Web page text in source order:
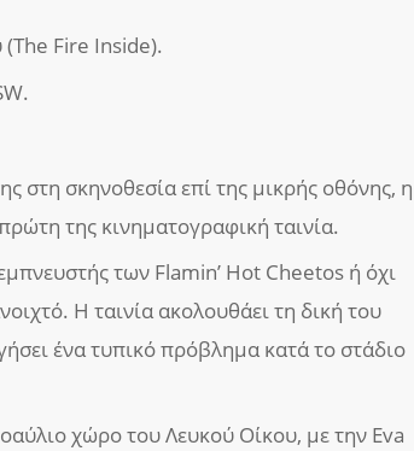
Fire Inside).
στη σκηνοθεσία επί της μικρής οθόνης, η
της κινηματογραφική ταινία.
των Flamin’ Hot Cheetos ή όχι
Η ταινία ακολουθάει τη δική του
ένα τυπικό πρόβλημα κατά το στάδιο
χώρο του Λευκού Οίκου, με την Eva